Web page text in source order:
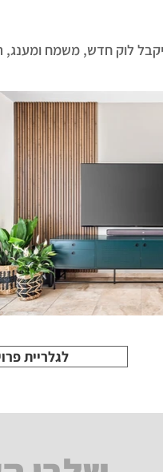
יקבל לוק חדש, משמח
<< לגלריית